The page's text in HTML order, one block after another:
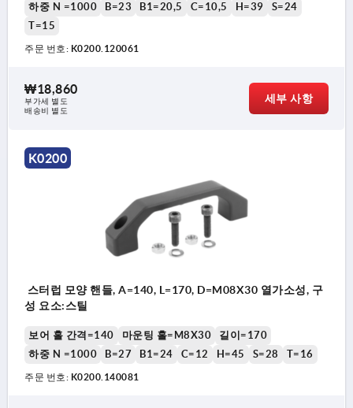
하중 N =1000
B=23 B1=20,5 C=10,5 H=39
S=24
T=15
주문 번호: K0200.120061
₩18,860
부가세 별도
배송비 별도
세부 사항
K0200
스터럽 모양 핸들, A=140, L=170, D=M08X30 열가소성, 구
성 요소:스틸
보어 홀 간격=140 마운팅 홀=M8X30
길이=170
하중 N =1000
B=27 B1=24 C=12 H=45 S=28 T=16
주문 번호: K0200.140081